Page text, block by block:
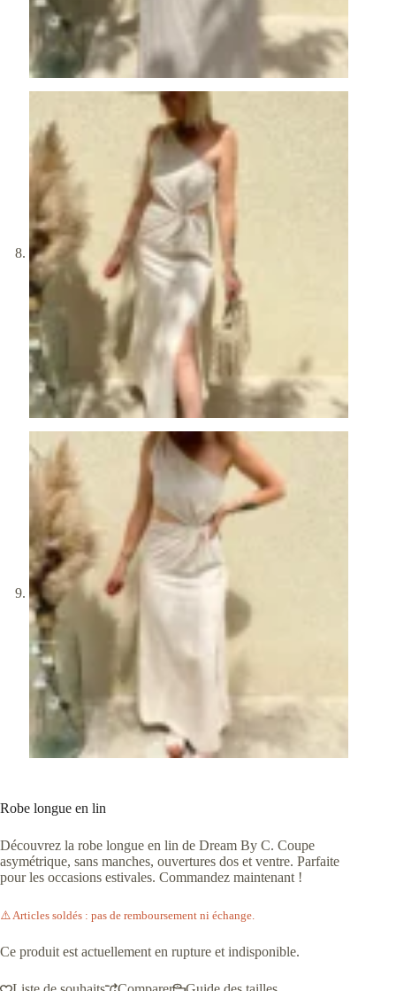
Robe longue en lin
Découvrez la robe longue en lin de Dream By C. Coupe
asymétrique, sans manches, ouvertures dos et ventre. Parfaite
pour les occasions estivales. Commandez maintenant !
⚠️ Articles soldés : pas de remboursement ni échange.
Ce produit est actuellement en rupture et indisponible.